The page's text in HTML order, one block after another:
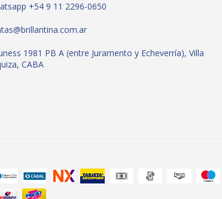
+54 9 11 2296-0650
1981 PB A (entre Juramento y Echeverría), Villa
CABA